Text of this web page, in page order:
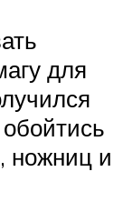
для
ножниц и